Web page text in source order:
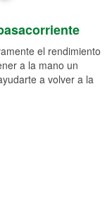
el rendimiento
a la mano un
a volver a la